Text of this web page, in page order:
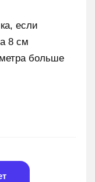
если
8 см
больше